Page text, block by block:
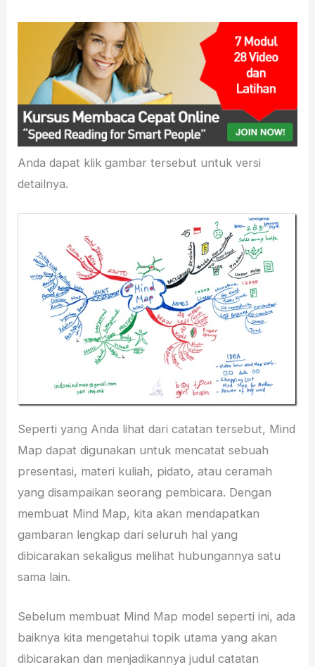
Anda dapat klik gambar tersebut untuk versi
detailnya.
Seperti yang Anda lihat dari catatan tersebut, Mind
Map dapat digunakan untuk mencatat sebuah
presentasi, materi kuliah, pidato, atau ceramah
yang disampaikan seorang pembicara. Dengan
membuat Mind Map, kita akan mendapatkan
gambaran lengkap dari seluruh hal yang
dibicarakan sekaligus melihat hubungannya satu
sama lain.
Sebelum membuat Mind Map model seperti ini, ada
baiknya kita mengetahui topik utama yang akan
dibicarakan dan menjadikannya judul catatan